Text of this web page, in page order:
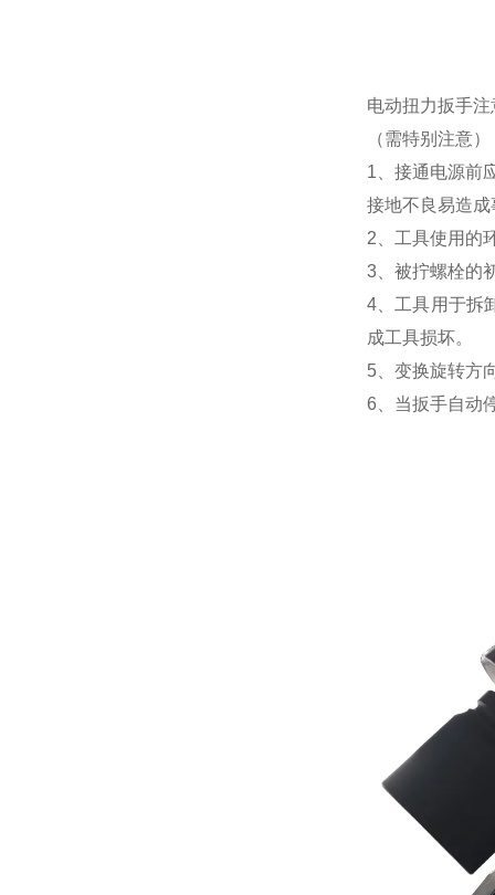
电动扭力扳手注
（需特别注意）
1、接通电源前
接地不良易造成
2、工具使用的
3、被拧螺栓的
4、工具用于拆
成工具损坏。
5、变换旋转方
6、当扳手自动